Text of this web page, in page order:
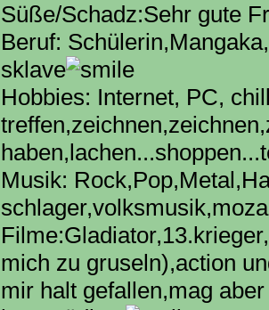
Süße/Schadz:Sehr gute
Beruf:
sklave
Hobbies: Internet, PC,
Musik:
mich zu gruseln),action
mir halt gefallen,mag